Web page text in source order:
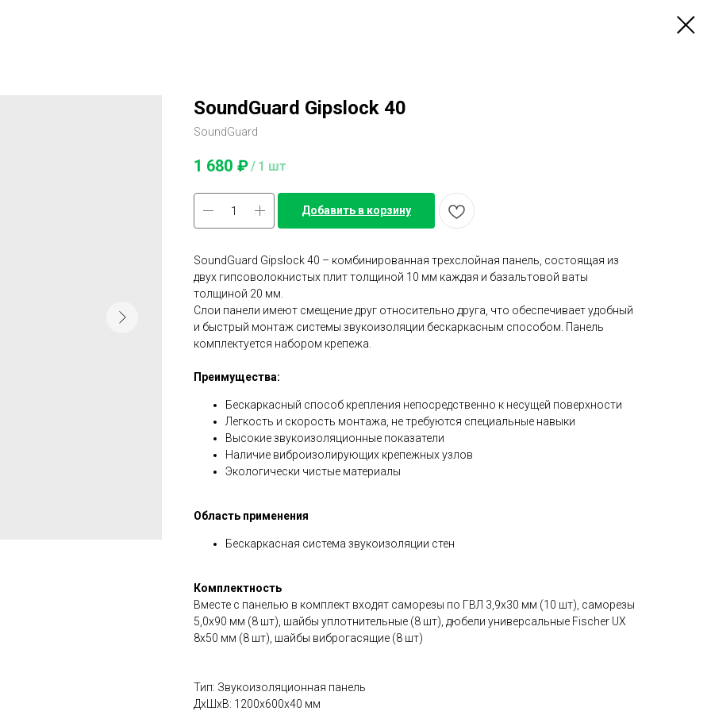
SoundGuard Gipslock 40
SoundGuard
1 680 ₽/ 1 шт
Добавить в корзину
SoundGuard Gipslock 40 – комбинированная трехслойная панель, состоящая из
двух гипсоволокнистых плит толщиной 10 мм каждая и базальтовой ваты
толщиной 20 мм.
Слои панели имеют смещение друг относительно друга, что обеспечивает удобный
и быстрый монтаж системы звукоизоляции бескаркасным способом. Панель
комплектуется набором крепежа.
Преимущества:
Бескаркасный способ крепления непосредственно к несущей поверхности
Легкость и скорость монтажа, не требуются специальные навыки
Высокие звукоизоляционные показатели
Наличие виброизолирующих крепежных узлов
Экологически чистые материалы
Область применения
Бескаркасная система звукоизоляции стен
Комплектность
Вместе с панелью в комплект входят саморезы по ГВЛ 3,9х30 мм (10 шт), саморезы
5,0х90 мм (8 шт), шайбы уплотнительные (8 шт), дюбели универсальные Fischer UX
8x50 мм (8 шт), шайбы виброгасящие (8 шт)
Тип: Звукоизоляционная панель
ДxШxВ: 1200x600x40 мм